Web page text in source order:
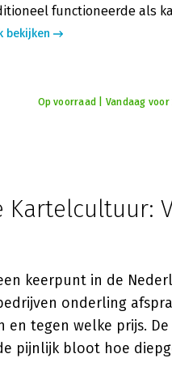
functioneerde als
bekijken
Op voorraad | Vandaag
Kartelcultuur:
keerpunt in de
onderling
en tegen welke prijs.
pijnlijk bloot hoe